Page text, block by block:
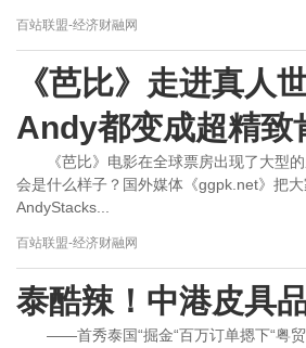
百站联盟-经济财融网
《芭比》走进真人
Andy都变成超精致
《芭比》电影在全球票房出现了大型
会是什么样子？国外媒体《ggpk.net》把
AndyStacks...
百站联盟-经济财融网
泰酷辣！中港皮具
——首秀泰国“掘金“百万订单摁下“粤